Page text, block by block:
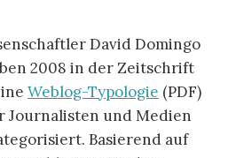
David Domingo
2008 in der Zeitschrift
Weblog-Typologie (PDF)
und Medien
Basierend auf